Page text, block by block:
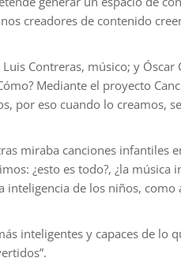
creadores de contenido
Contreras, músico; y
Mediante el proyecto
por eso cuando lo creamos,
miraba canciones infantiles
¿esto es todo?, ¿la
de los niños,
inteligentes y capaces de lo